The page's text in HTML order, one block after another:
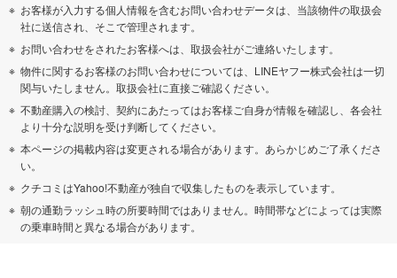
お客様が入力する個人情報を含むお問い合わせデータは、当該物件の取扱会
社に送信され、そこで管理されます。
お問い合わせをされたお客様へは、取扱会社がご連絡いたします。
物件に関するお客様のお問い合わせについては、LINEヤフー株式会社は一切
関与いたしません。取扱会社に直接ご確認ください。
不動産購入の検討、契約にあたってはお客様ご自身が情報を確認し、各会社
より十分な説明を受け判断してください。
本ページの掲載内容は変更される場合があります。あらかじめご了承くださ
い。
クチコミはYahoo!不動産が独自で収集したものを表示しています。
朝の通勤ラッシュ時の所要時間ではありません。時間帯などによっては実際
の乗車時間と異なる場合があります。